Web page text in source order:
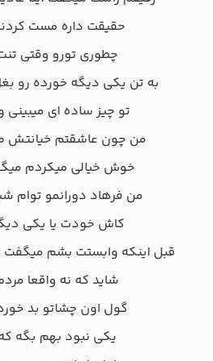
ﺣﻘﻴﻘﺖ داره ﻣﺴﺖ
ﭼﻄﻮری ﺗﻮرو وﻗﺘﻰ
ﺑﻪ ﺗﻦ ﻳﻜﻰ دﻳﮕﻪ ﺧﻮرده رو
ﺗﻮ ﭼﻴﺰ ﺳﺎده ای ﻣﻴﺒﻴﻨﻰ
ﻣﻦ ﭼﻮن ﻋﺎﺷﻘﺘﻢ ﺧﻴﺎﻧﺘﺶ
ﺧﻮش ﺧﻴﺎﻟﻰ ﻣﻴﻜﺮدم
ﻣﻦ ﻓﺮﻫﺎد دوراﻧﻤﻮ ﺗﻮام
ﻛﺎش ﺧﻮدت ﻳﺎ ﻳﻜﻰ
ﻗﺒﻞ اﻳﻨﻜﻪ واﺑﺴﺘﺖ ﺑﺸﻢ ﻣﻴﮕﻔﺖ
ﺷﺎﻳﺪ ﻛﻪ ﻧﻪ واﻗﻌﺎ
ﮔﻮل اون ﭼﺸﺎﺗﻮ ﺑﺪ
ﻳﻜﻰ ﻧﺒﻮد ﺑﻬﻢ ﺑﮕﻪ